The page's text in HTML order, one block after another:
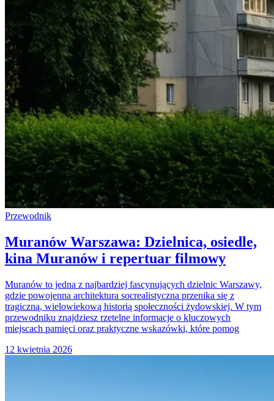
Przewodnik
Muranów Warszawa: Dzielnica, osiedle,
kina Muranów i repertuar filmowy
Muranów to jedna z najbardziej fascynujących dzielnic Warszawy,
gdzie powojenna architektura socrealistyczna przenika się z
tragiczną, wielowiekową historią społeczności żydowskiej. W tym
przewodniku znajdziesz rzetelne informacje o kluczowych
miejscach pamięci oraz praktyczne wskazówki, które pomog
12 kwietnia 2026